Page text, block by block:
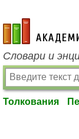
academic.ru
Словари и
Толкования